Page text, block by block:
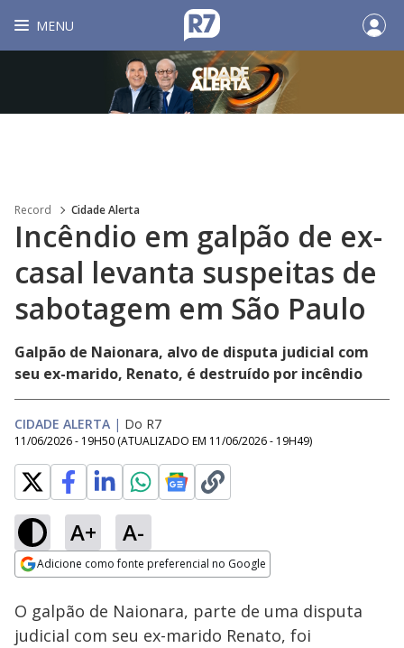
MENU
Record Cidade Alerta
Incêndio em galpão de ex-
casal levanta suspeitas de
sabotagem em São Paulo
Galpão de Naionara, alvo de disputa judicial com
seu ex-marido, Renato, é destruído por incêndio
CIDADE ALERTA | Do R7
11/06/2026 - 19H50 (ATUALIZADO EM 11/06/2026 - 19H49)
A+ A-
Adicione como fonte preferencial no Google
Ativar
Loaded:
11.37%
O galpão de Naionara, parte de uma disputa
judicial com seu ex-marido Renato, foi